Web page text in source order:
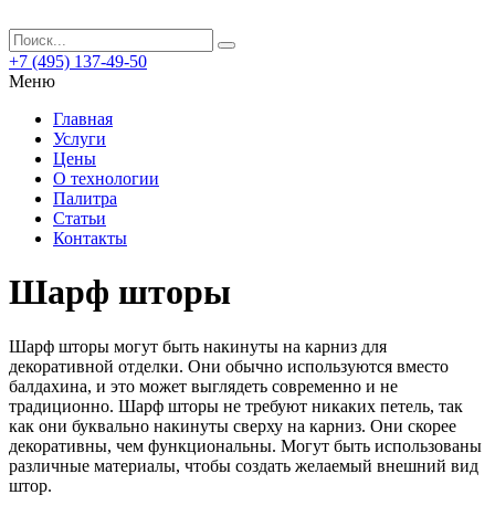
+7 (495) 137-49-50
Меню
Главная
Услуги
Цены
О технологии
Палитра
Статьи
Контакты
Шарф шторы
Шарф шторы могут быть накинуты на карниз для
декоративной отделки. Они обычно используются вместо
балдахина, и это может выглядеть современно и не
традиционно. Шарф шторы не требуют никаких петель, так
как они буквально накинуты сверху на карниз. Они скорее
декоративны, чем функциональны. Могут быть использованы
различные материалы, чтобы создать желаемый внешний вид
штор.